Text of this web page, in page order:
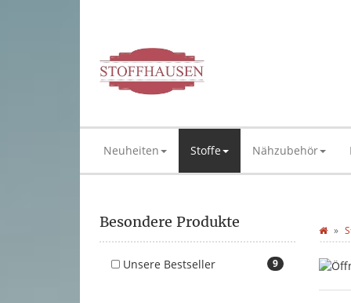
Neuheiten Stoffe Nähzubehör
Besondere Produkte
9
Unsere Bestseller